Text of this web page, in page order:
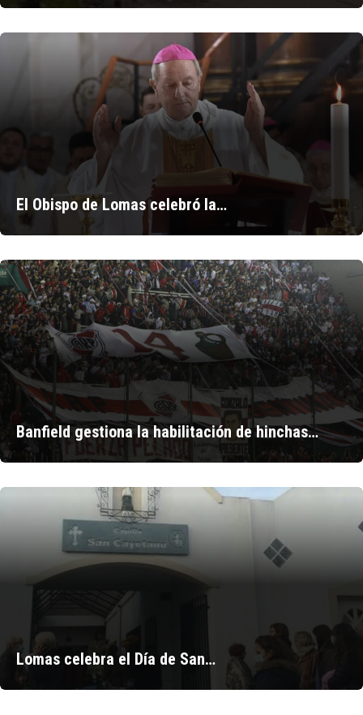
El Obispo de Lomas celebró la…
Banfield gestiona la habilitación de hinchas…
Lomas celebra el Día de San…